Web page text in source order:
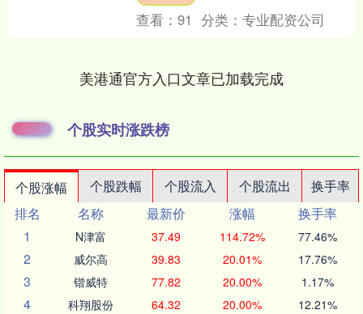
查看：91 分类：专业配资公司
美港通官方入口文章已加载完成
个股实时涨跌榜
个股涨幅 个股跌幅 个股流入 个股流出
换手率
排名
名称 最新价 涨幅
换手率
1
N津富 37.49 114.72% 77.46%
2 威尔高 39.83 20.01% 17.76%
3 锴威特 77.82 20.00% 1.17%
4 科翔股份 64.32 20.00% 12.21%